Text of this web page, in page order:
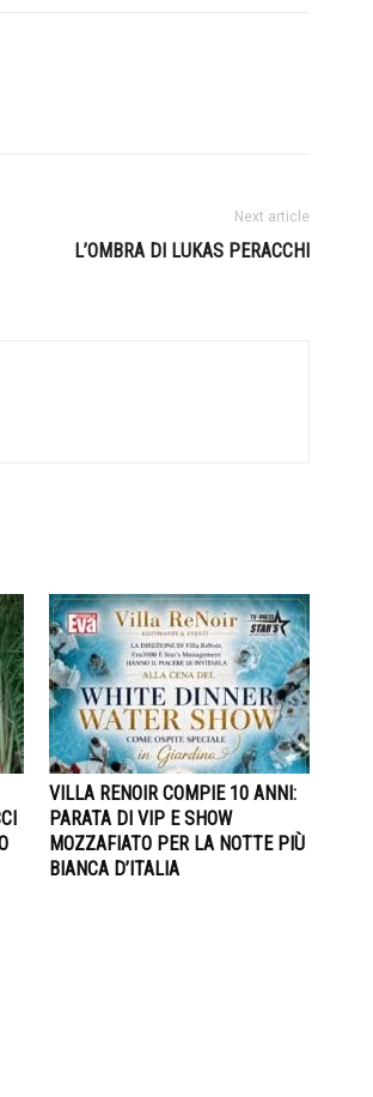
Next article
L’OMBRA DI LUKAS PERACCHI
VILLA RENOIR COMPIE 10 ANNI:
PARATA DI VIP E SHOW
MOZZAFIATO PER LA NOTTE PIÙ
BIANCA D’ITALIA